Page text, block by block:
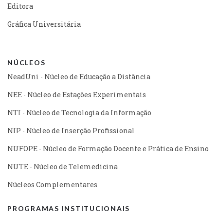
Editora
Gráfica Universitária
NÚCLEOS
NeadUni - Núcleo de Educação a Distância
NEE - Núcleo de Estações Experimentais
NTI - Núcleo de Tecnologia da Informação
NIP - Núcleo de Inserção Profissional
NUFOPE - Núcleo de Formação Docente e Prática de Ensino
NUTE - Núcleo de Telemedicina
Núcleos Complementares
PROGRAMAS INSTITUCIONAIS